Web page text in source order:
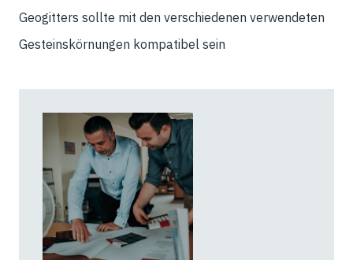
Geogitters sollte mit den verschiedenen verwendeten
Gesteinskörnungen kompatibel sein